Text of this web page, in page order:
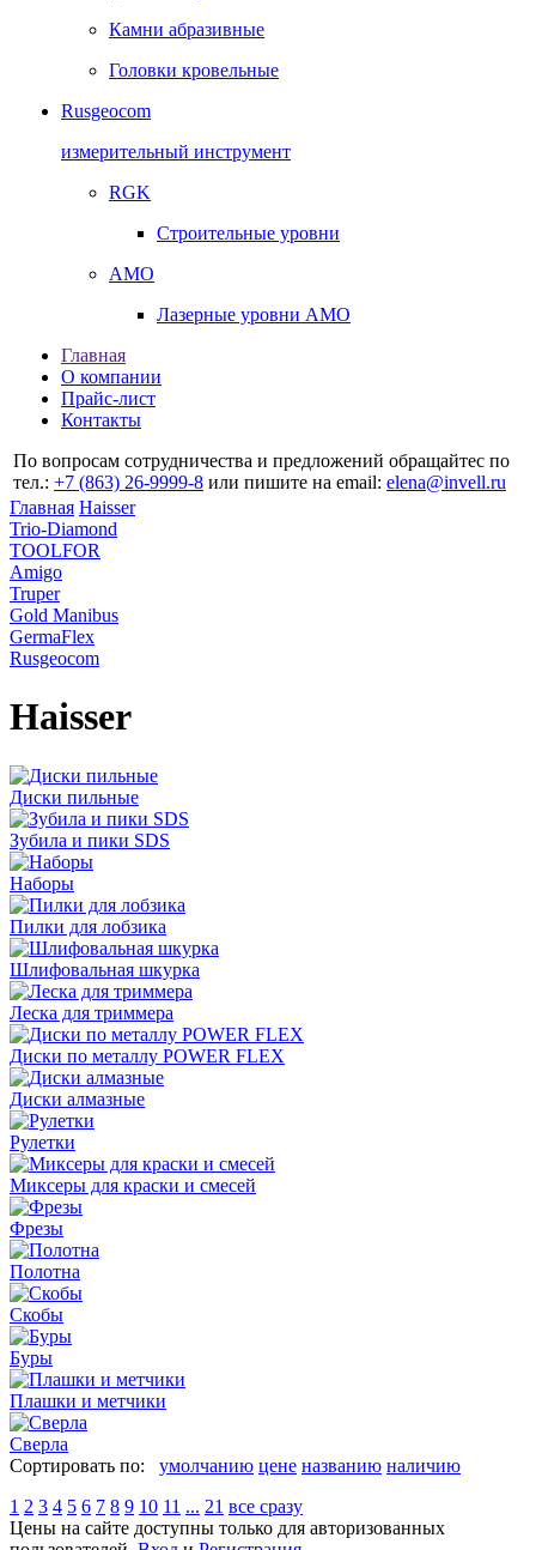
Камни абразивные
Головки кровельные
Rusgeocom
измерительный инструмент
RGK
Строительные уровни
AMO
Лазерные уровни AMO
Главная
О компании
Прайс-лист
Контакты
По вопросам сотрудничества и предложений обращайтес по
тел.: +7 (863) 26‐9999‐8 или пишите на email: elena@invell.ru
Главная Haisser
Trio-Diamond
TOOLFOR
Amigo
Truper
Gold Manibus
GermaFlex
Rusgeocom
Haisser
Диски пильные
Зубила и пики SDS
Наборы
Пилки для лобзика
Шлифовальная шкурка
Леска для триммера
Диски по металлу POWER FLEX
Диски алмазные
Рулетки
Миксеры для краски и смесей
Фрезы
Полотна
Скобы
Буры
Плашки и метчики
Сверла
Сортировать по: умолчанию цене названию наличию
1 2 3 4 5 6 7 8 9 10 11 ... 21 все сразу
Цены на сайте доступны только для авторизованных